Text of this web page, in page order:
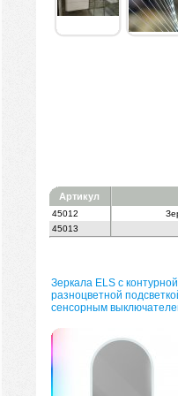
Артикул
45012
45013
Зеркала ELS с контурной
разноцветной
сенсорным